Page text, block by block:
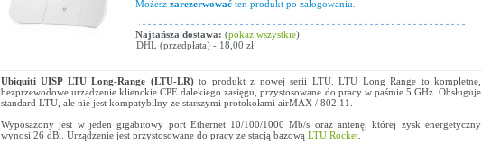
Możesz zarezerwować ten produkt po zalogowaniu.
Najtańsza dostawa: (pokaż wszystkie)
DHL (przedpłata) - 18,00 zł
Ubiquiti UISP LTU Long-Range (LTU-LR) to produkt z nowej serii LTU. LTU Long Range to kompletne,
bezprzewodowe urządzenie klienckie CPE dalekiego zasięgu, przystosowane do pracy w paśmie 5 GHz. Obsługuje
standard LTU, ale nie jest kompatybilny ze starszymi protokołami airMAX / 802.11.
Wyposażony jest w jeden gigabitowy port Ethernet 10/100/1000 Mb/s oraz antenę, której zysk energetyczny
wynosi 26 dBi. Urządzenie jest przystosowane do pracy ze stacją bazową LTU Rocket